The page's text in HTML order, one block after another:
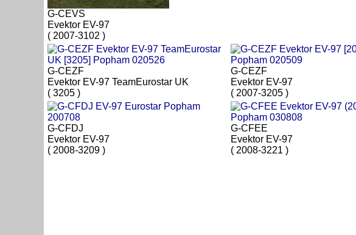
G-CEVS
Evektor EV-97
( 2007-3102 )
G-CEZF
Evektor EV-97 TeamEurostar UK
( 3205 )
G-CEZF
Evektor EV-97
( 2007-3205 )
G-CFDJ
Evektor EV-97
( 2008-3209 )
G-CFEE
Evektor EV-97
( 2008-3221 )